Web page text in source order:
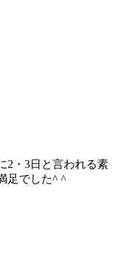
2・3日と言われる素
足でした^ ^